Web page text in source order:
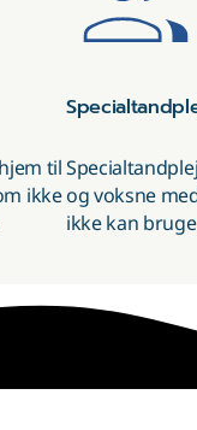
til
ikkeog voksne
ikke kan